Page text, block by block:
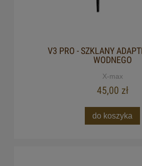
V3 PRO - SZKLANY
WODNEGO
X-max
45,00 zł
do koszyka